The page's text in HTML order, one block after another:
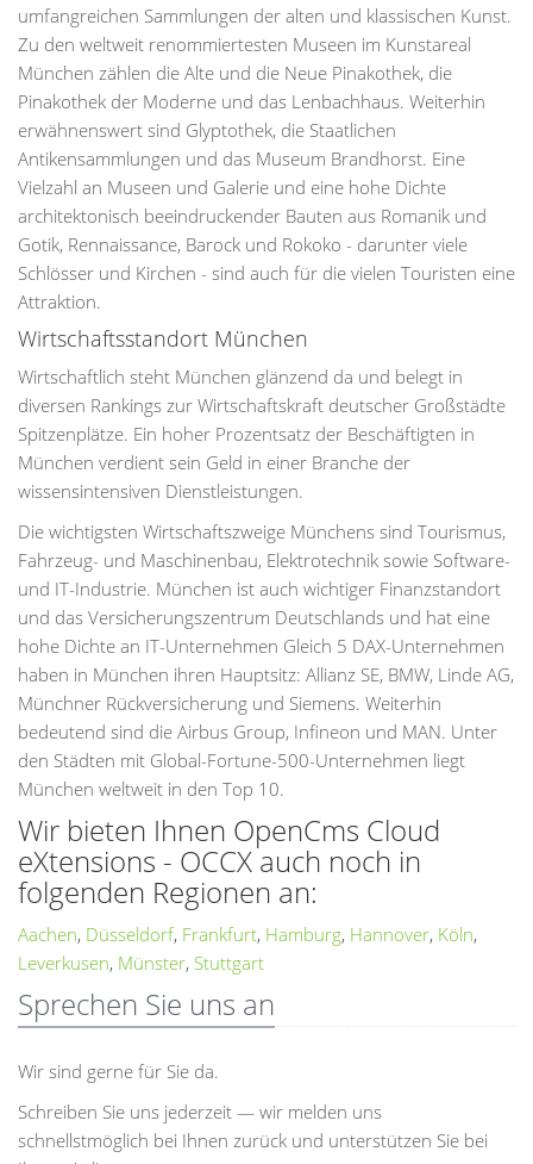
umfangreichen Sammlungen der alten und klassischen Kunst.
Zu den weltweit renommiertesten Museen im Kunstareal
München zählen die Alte und die Neue Pinakothek, die
Pinakothek der Moderne und das Lenbachhaus. Weiterhin
erwähnenswert sind Glyptothek, die Staatlichen
Antikensammlungen und das Museum Brandhorst. Eine
Vielzahl an Museen und Galerie und eine hohe Dichte
architektonisch beeindruckender Bauten aus Romanik und
Gotik, Rennaissance, Barock und Rokoko - darunter viele
Schlösser und Kirchen - sind auch für die vielen Touristen eine
Attraktion.
Wirtschaftsstandort München
Wirtschaftlich steht München glänzend da und belegt in
diversen Rankings zur Wirtschaftskraft deutscher Großstädte
Spitzenplätze. Ein hoher Prozentsatz der Beschäftigten in
München verdient sein Geld in einer Branche der
wissensintensiven Dienstleistungen.
Die wichtigsten Wirtschaftszweige Münchens sind Tourismus,
Fahrzeug- und Maschinenbau, Elektrotechnik sowie Software-
und IT-Industrie. München ist auch wichtiger Finanzstandort
und das Versicherungszentrum Deutschlands und hat eine
hohe Dichte an IT-Unternehmen Gleich 5 DAX-Unternehmen
haben in München ihren Hauptsitz: Allianz SE, BMW, Linde AG,
Münchner Rückversicherung und Siemens. Weiterhin
bedeutend sind die Airbus Group, Infineon und MAN. Unter
den Städten mit Global-Fortune-500-Unternehmen liegt
München weltweit in den Top 10.
Wir bieten Ihnen OpenCms Cloud
eXtensions - OCCX auch noch in
folgenden Regionen an:
Aachen, Düsseldorf, Frankfurt, Hamburg, Hannover, Köln,
Leverkusen, Münster, Stuttgart
Sprechen Sie uns an
Wir sind gerne für Sie da.
Schreiben Sie uns jederzeit — wir melden uns
schnellstmöglich bei Ihnen zurück und unterstützen Sie bei